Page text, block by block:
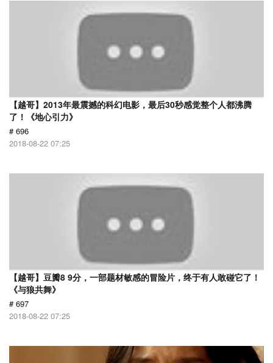
【越哥】2013年最震撼的科幻电影，最后30秒感觉整个人都沸腾
了！《地心引力》
# 696
2018-08-22 07:25
【越哥】豆瓣8 9分，一部题材敏感的冒险片，终于有人敢碰它了！
《与狼共舞》
# 697
2018-08-22 07:25